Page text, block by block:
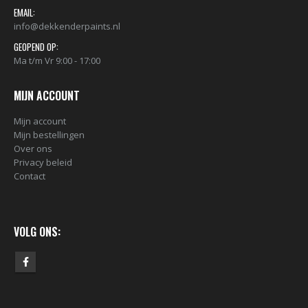
€2,23
EMAIL:
info@dekkenderpaints.nl
GEOPEND OP:
Ma t/m Vr 9:00 - 17:00
MIJN ACCOUNT
Mijn account
Mijn bestellingen
Over ons
Privacy beleid
Contact
VOLG ONS: